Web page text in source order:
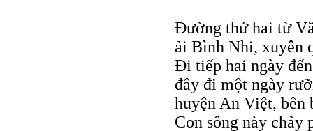
Ðường thứ hai từ
ải Bình Nhi, xuyên
Ði tiếp hai ngày
đây đi một ngày
huyện An Việt, bên
Con sông này chảy